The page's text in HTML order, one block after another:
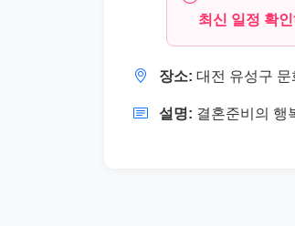
최신 일정 확인
장소: 대전 유성구
설명: 결혼준비의 행